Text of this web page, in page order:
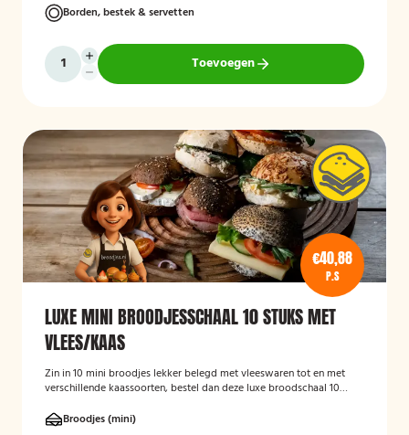
Borden, bestek & servetten
Toevoegen
€40,88
P.S
LUXE MINI BROODJESSCHAAL 10 STUKS MET
VLEES/KAAS
Zin in 10 mini broodjes lekker belegd met vleeswaren tot en met
verschillende kaassoorten, bestel dan deze luxe broodschaal 10
Broodjes (mini)